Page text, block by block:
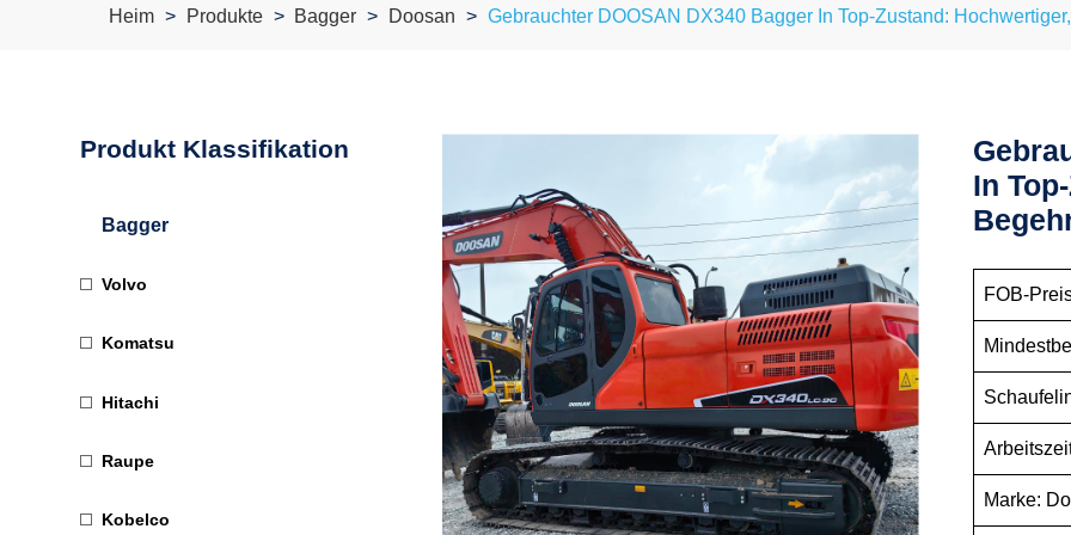
Heim Produkte Bagger Doosan Gebrauchter DOOSAN DX340 Bagger In Top-Zustand:
Produkt Klassifikation
Bagger
Volvo
Komatsu
Hitachi
Raupe
Kobelco
In
FOB-
Marke: